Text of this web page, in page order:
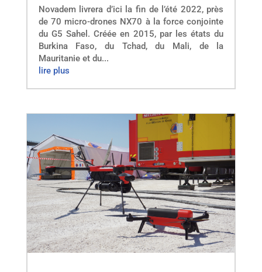
Novadem livrera d’ici la fin de l’été 2022, près
de 70 micro-drones NX70 à la force conjointe
du G5 Sahel. Créée en 2015, par les états du
Burkina Faso, du Tchad, du Mali, de la
Mauritanie et du...
lire plus